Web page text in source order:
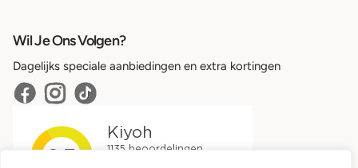
Wil Je Ons Volgen?
Dagelijks speciale aanbiedingen en extra kortingen